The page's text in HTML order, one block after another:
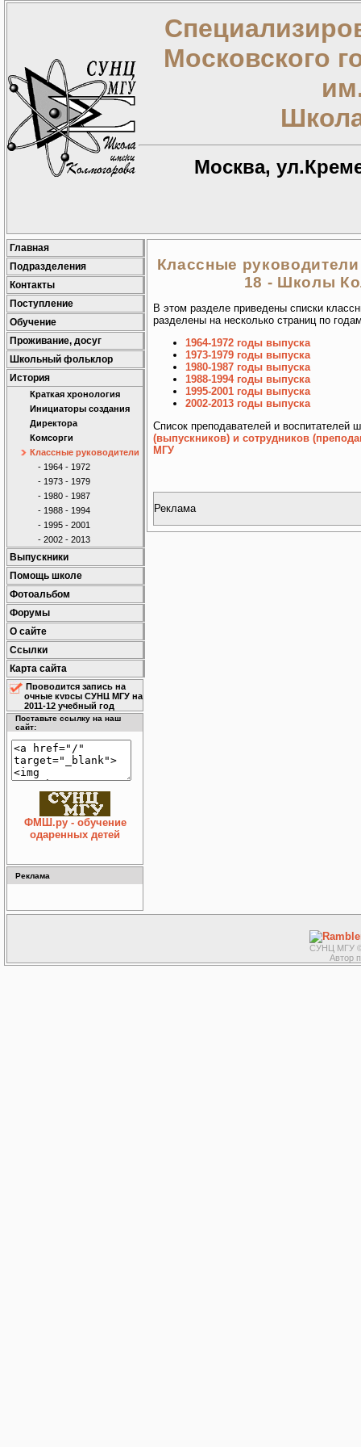
Московского
Москва,
Главная
Подразделения
Контакты
Поступление
Обучение
Проживание, досуг
Школьный фольклор
История
Краткая хронология
Инициаторы создания
Директора
Комсорги
Классные руководители
- 1964 - 1972
- 1973 - 1979
- 1980 - 1987
- 1988 - 1994
- 1995 - 2001
- 2002 - 2013
Выпускники
Помощь школе
Фотоальбом
Форумы
О сайте
Ссылки
Карта сайта
Проводится запись на
очные курсы СУНЦ МГУ на
2011-12 учебный год
Поставьте ссылку на наш
сайт:
ФМШ.ру - обучение
одаренных детей
Реклама
Классные
18 - Школы
В этом разделе приведены списки
разделены на несколько страниц по
1964-1972 годы выпуска
1973-1979 годы выпуска
1980-1987 годы выпуска
1988-1994 годы выпуска
1995-2001 годы выпуска
2002-2013 годы выпуска
Список преподавателей и воспитателей
(выпускников) и сотрудников
МГУ
Реклама
СУНЦ МГУ ©
Автор